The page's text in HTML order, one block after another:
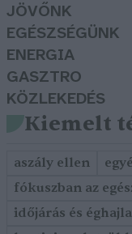
JÖVŐNK
EGÉSZSÉGÜNK
ENERGIA
GASZTRO
KÖZLEKEDÉS
Kiemelt
aszály ellen
fókuszban az
időjárás és